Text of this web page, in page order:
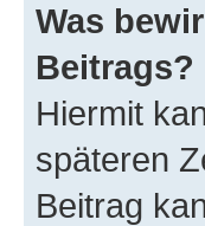
Was
Beitrags?
Hiermit
späteren
Beitrag